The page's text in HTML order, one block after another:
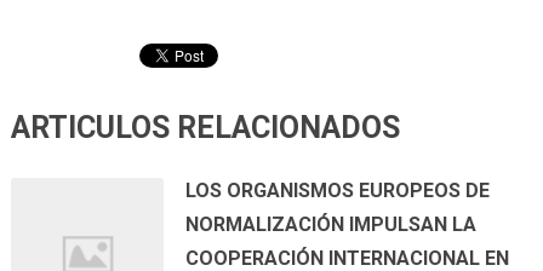
ARTICULOS RELACIONADOS
LOS ORGANISMOS EUROPEOS DE
NORMALIZACIÓN IMPULSAN LA
COOPERACIÓN INTERNACIONAL EN